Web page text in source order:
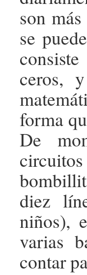
son
se
ceros,
forma
De
diez
niños),
varias
contar